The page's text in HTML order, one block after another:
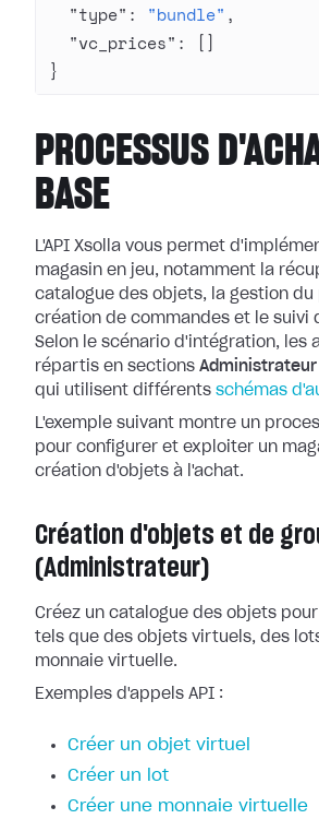
  "type"
: "bundle" ,
  "vc_prices"
: []
}
PROCESSUS
BASE
L'API Xsolla vous permet
magasin en jeu, notamment la
catalogue des objets, la gestion du
création de commandes et le suivi
Selon le scénario d'intégration, les
répartis en sections Administrateur
qui utilisent différents schémas
L'exemple suivant montre un
pour configurer et exploiter un
création d'objets à l'achat.
Création d'objets et de
(Administrateur)
Créez un catalogue des objets
tels que des objets virtuels, des
monnaie virtuelle.
Exemples d'appels API :
Créer un objet virtuel
Créer un lot
Créer une monnaie virtuelle